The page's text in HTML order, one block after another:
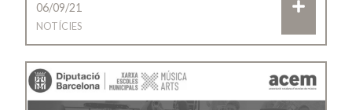
06/09/21
NOTÍCIES